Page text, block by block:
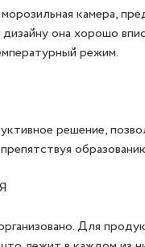
камера,
она хорошо
режим.
решение,
Для